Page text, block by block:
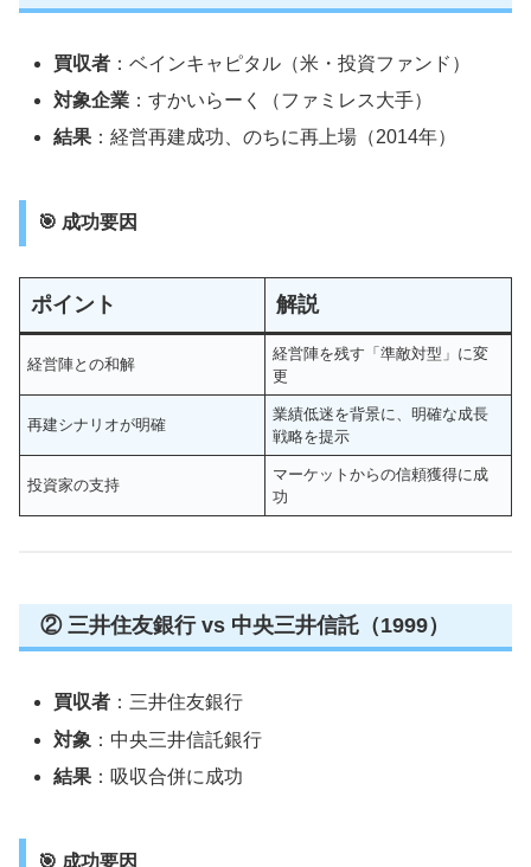
買収者 ：ベインキャピタル（米・投資ファンド）
対象企業 ：すかいらーく（ファミレス大手）
結果 ：経営再建成功、のちに再上場（2014年）
🎯 成功要因
ポイント 解説
経営陣との和解
経営陣を残す「準敵対型」に変
更
再建シナリオが明確
業績低迷を背景に、明確な成長
戦略を提示
投資家の支持
マーケットからの信頼獲得に成
功
② 三井住友銀行 vs 中央三井信託（1999）
買収者 ：三井住友銀行
対象 ：中央三井信託銀行
結果 ：吸収合併に成功
🎯 成功要因